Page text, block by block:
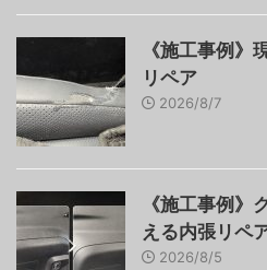
《施工事例》
リペア
2026/8/7
《施工事例》
える内張リペ
2026/8/5